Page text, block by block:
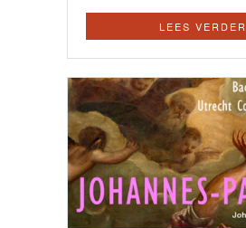
LEES VERDER